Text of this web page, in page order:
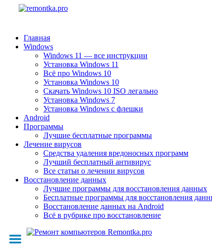
Главная
Windows
Windows 11 — все инструкции
Установка Windows 11
Всё про Windows 10
Установка Windows 10
Скачать Windows 10 ISO легально
Установка Windows 7
Установка Windows с флешки
Android
Программы
Лучшие бесплатные программы
Лечение вирусов
Средства удаления вредоносных программ
Лучший бесплатный антивирус
Все статьи о лечении вирусов
Восстановление данных
Лучшие программы для восстановления данных
Бесплатные программы для восстановления
Восстановление данных на Android
Всё в рубрике про восстановление